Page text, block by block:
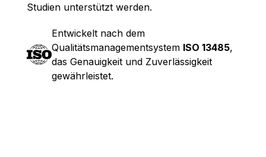
Studien unterstützt werden.
Entwickelt nach dem
Qualitätsmanagementsystem ISO 13485,
das Genauigkeit und Zuverlässigkeit
gewährleistet.